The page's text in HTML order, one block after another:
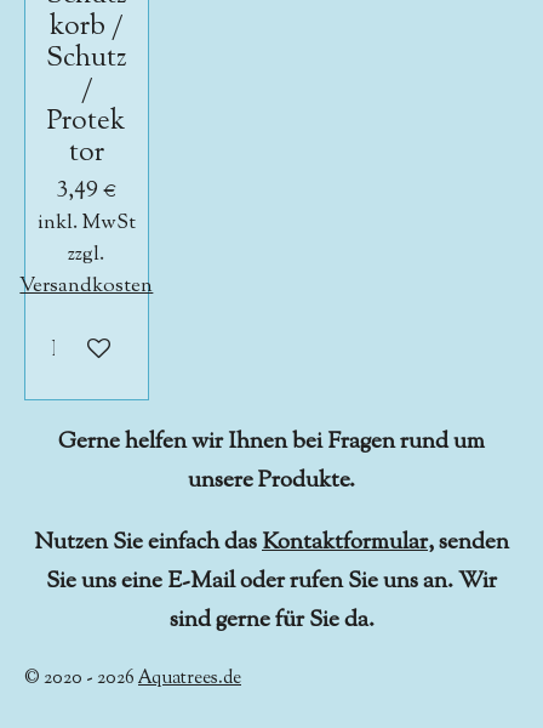
korb /
Schutz
/
Protek
tor
3,49 €
inkl. MwSt
zzgl.
Versandkosten
In den Warenkorb
Gerne helfen wir Ihnen bei Fragen rund um
unsere Produkte.
Nutzen Sie einfach dasKontaktformular, senden
Sie uns eine E-Mail oder rufen Sie uns an. Wir
sind gerne für Sie da.
© 2020 - 2026Aquatrees.de